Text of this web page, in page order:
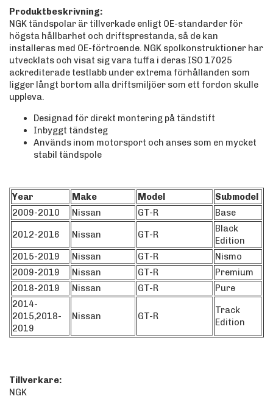
Produktbeskrivning:
NGK tändspolar är tillverkade enligt OE-standarder för
högsta hållbarhet och driftsprestanda, så de kan
installeras med OE-förtroende. NGK spolkonstruktioner har
utvecklats och visat sig vara tuffa i deras ISO 17025
ackrediterade testlabb under extrema förhållanden som
ligger långt bortom alla driftsmiljöer som ett fordon skulle
uppleva.
Designad för direkt montering på tändstift
Inbyggt tändsteg
Används inom motorsport och anses som en mycket
stabil tändspole
Year Make Model
Submodel
2009-2010
Nissan GT-R
Base
2012-2016
Nissan GT-R
Black
Edition
2015-2019
Nissan GT-R
Nismo
2009-2019
Nissan GT-R
Premium
2018-2019
Nissan GT-R
Pure
2014-
2015,2018-
2019
Nissan GT-R
Track
Edition
Tillverkare:
NGK